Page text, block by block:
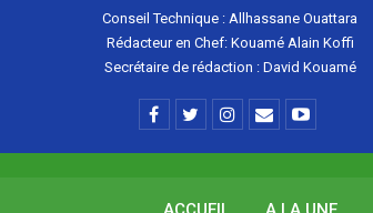
Conseil Technique : Allhassane Ouattara
Rédacteur en Chef: Kouamé Alain Koffi
Secrétaire de rédaction : David Kouamé